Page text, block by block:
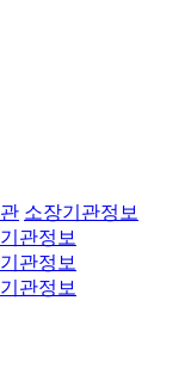
소장기관정보
관정보
관정보
관정보